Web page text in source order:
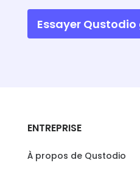
Essayer
ENTREPRISE
À propos de Qustodio